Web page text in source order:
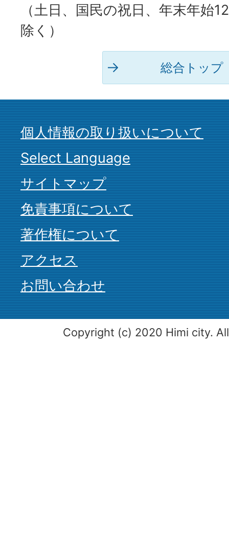
（土日、国民の祝日、年末年始
除く）
総合トップ
個人情報の取り扱いについて
Select Language
サイトマップ
免責事項について
著作権について
アクセス
お問い合わせ
Copyright (c) 2020 Himi city.